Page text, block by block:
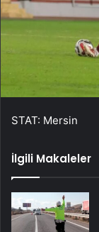
STAT: Mersin
İlgili Makaleler